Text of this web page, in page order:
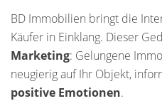
BD Immobilien bringt die
Käufer in Einklang. Dieser
Marketing: Gelungene
neugierig auf Ihr Objekt,
positive Emotionen.